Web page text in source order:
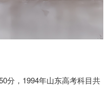
分，1994年山东高考科目共